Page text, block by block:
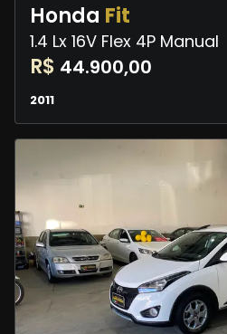
Honda Fit
1.4 Lx 16V Flex 4P Manual
R$ 44.900,00
2011